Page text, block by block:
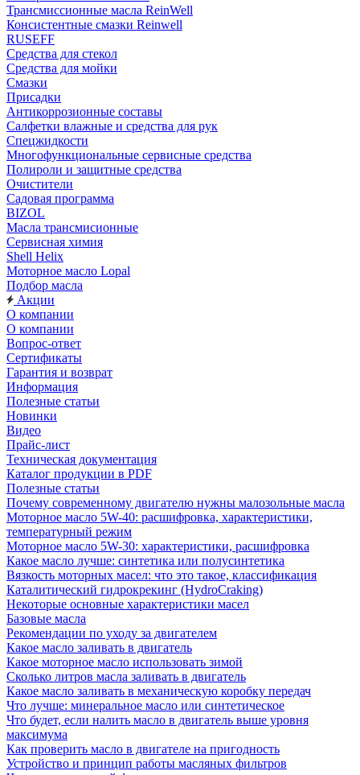
Трансмиссионные масла ReinWell
Консистентные смазки Reinwell
RUSEFF
Средства для стекол
Средства для мойки
Смазки
Присадки
Антикоррозионные составы
Салфетки влажные и средства для рук
Спецжидкости
Многофункциональные сервисные средства
Полироли и защитные средства
Очистители
Садовая программа
BIZOL
Масла трансмисионные
Сервисная химия
Shell Helix
Моторное масло Lopal
Подбор масла
Акции
О компании
О компании
Вопрос-ответ
Сертификаты
Гарантия и возврат
Информация
Полезные статьи
Новинки
Видео
Прайс-лист
Техническая документация
Каталог продукции в PDF
Полезные статьи
Почему современному двигателю нужны малозольные масла
Моторное масло 5W-40: расшифровка, характеристики,
температурный режим
Моторное масло 5W-30: характеристики, расшифровка
Какое масло лучше: синтетика или полусинтетика
Вязкость моторных масел: что это такое, классификация
Каталитический гидрокрекинг (НydroСraking)
Некоторые основные характеристики масел
Базовые масла
Рекомендации по уходу за двигателем
Какое масло заливать в двигатель
Какое моторное масло использовать зимой
Сколько литров масла заливать в двигатель
Какое масло заливать в механическую коробку передач
Что лучше: минеральное масло или синтетическое
Что будет, если налить масло в двигатель выше уровня
максимума
Как проверить масло в двигателе на пригодность
Устройство и принцип работы масляных фильтров